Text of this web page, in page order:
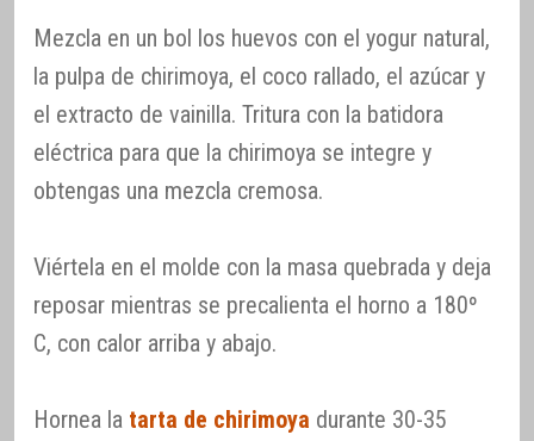
Mezcla en un bol los huevos con el yogur natural,
la pulpa de chirimoya, el coco rallado, el azúcar y
el extracto de vainilla. Tritura con la batidora
eléctrica para que la chirimoya se integre y
obtengas una mezcla cremosa.
Viértela en el molde con la masa quebrada y deja
reposar mientras se precalienta el horno a 180º
C, con calor arriba y abajo.
Hornea la tarta de chirimoya durante 30-35